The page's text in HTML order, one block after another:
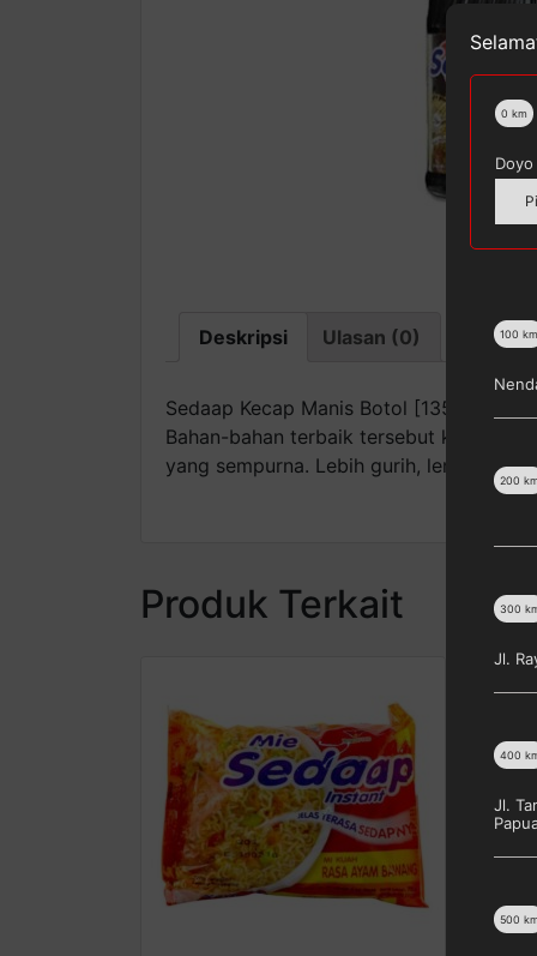
Deskripsi Ulasan (0)
Sedaap Kecap Manis Botol [135 ml]
Bahan-bahan terbaik tersebut
yang sempurna. Lebih gurih, lembut,
Produk Terkait
0 km
Doyo
100 km
200 km
300
Jl.
400
Jl.
500 km